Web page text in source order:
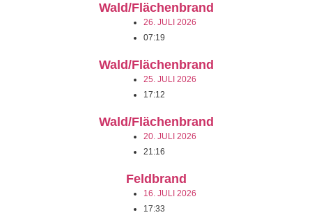
Wald/Flächenbrand
26. JULI 2026
07:19
Wald/Flächenbrand
25. JULI 2026
17:12
Wald/Flächenbrand
20. JULI 2026
21:16
Feldbrand
16. JULI 2026
17:33